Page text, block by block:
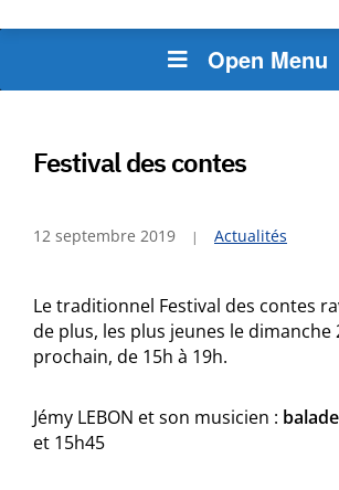
Open Menu
Festival des contes
12 septembre 2019 Actualités
Le traditionnel Festival des contes
de plus, les plus jeunes le
prochain, de 15h à 19h.
Jémy LEBON et son musicien :
et 15h45